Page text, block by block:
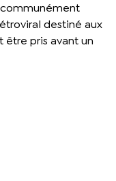
destiné aux
être pris avant un